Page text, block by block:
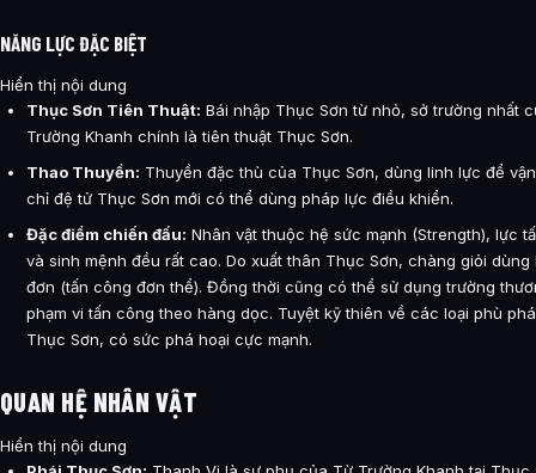
NĂNG LỰC ĐẶC BIỆT
Hiển thị nội dung
Thục Sơn Tiên Thuật: Bái nhập Thục Sơn từ nhỏ, sở trường nhất
Trường Khanh chính là tiên thuật Thục Sơn.
Thao Thuyền: Thuyền đặc thù của Thục Sơn, dùng linh lực để
chỉ đệ tử Thục Sơn mới có thể dùng pháp lực điều khiển.
Đặc điểm chiến đấu: Nhân vật thuộc hệ sức mạnh (Strength), lực
và sinh mệnh đều rất cao. Do xuất thân Thục Sơn, chàng giỏi dùng
đơn (tấn công đơn thể). Đồng thời cũng có thể sử dụng trường
phạm vi tấn công theo hàng dọc. Tuyệt kỹ thiên về các loại phù
Thục Sơn, có sức phá hoại cực mạnh.
QUAN HỆ NHÂN VẬT
Hiển thị nội dung